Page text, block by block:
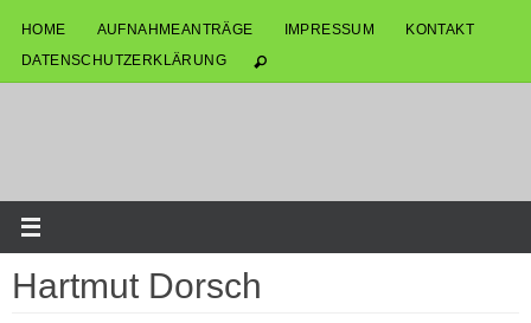
Zum
Inhalt
springen
HOME AUFNAHMEANTRÄGE IMPRESSUM
KONTAKT
DATENSCHUTZERKLÄRUNG
Hartmut Dorsch